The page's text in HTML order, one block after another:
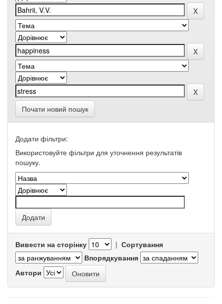
Почати новий пошук
Додати фільтри:
Використовуйте фільтри для уточнення результатів
пошуку.
Вивести на сторінку | Сортування
Впорядкування
Автори